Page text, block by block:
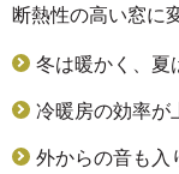
断熱性の高い窓に
冬は暖かく、夏
冷暖房の効率が
外からの音も入